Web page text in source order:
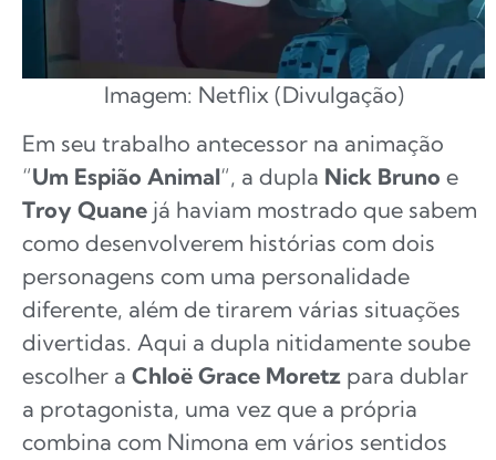
Imagem: Netflix (Divulgação)
Em seu trabalho antecessor na animação
“Um Espião Animal“, a dupla Nick Bruno e
Troy Quane já haviam mostrado que sabem
como desenvolverem histórias com dois
personagens com uma personalidade
diferente, além de tirarem várias situações
divertidas. Aqui a dupla nitidamente soube
escolher a Chloë Grace Moretz para dublar
a protagonista, uma vez que a própria
combina com Nimona em vários sentidos